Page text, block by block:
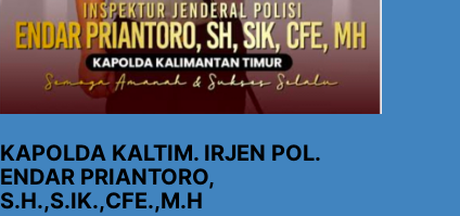
KAPOLDA KALTIM. IRJEN POL.
ENDAR PRIANTORO,
S.H.,S.IK.,CFE.,M.H